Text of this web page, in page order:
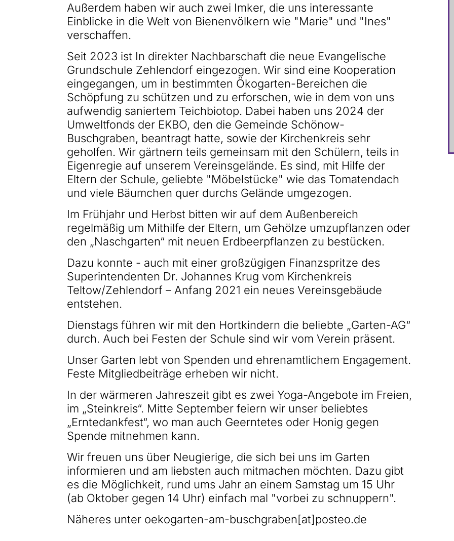
Außerdem haben wir auch zwei Imker, die uns interessante
Einblicke in die Welt von Bienenvölkern wie "Marie" und "Ines"
verschaffen.
Seit 2023 ist In direkter Nachbarschaft die neue Evangelische
Grundschule Zehlendorf eingezogen. Wir sind eine Kooperation
eingegangen, um in bestimmten Ökogarten-Bereichen die
Schöpfung zu schützen und zu erforschen, wie in dem von uns
aufwendig saniertem Teichbiotop. Dabei haben uns 2024 der
Umweltfonds der EKBO, den die Gemeinde Schönow-
Buschgraben, beantragt hatte, sowie der Kirchenkreis sehr
geholfen. Wir gärtnern teils gemeinsam mit den Schülern, teils in
Eigenregie auf unserem Vereinsgelände. Es sind, mit Hilfe der
Eltern der Schule, geliebte "Möbelstücke" wie das Tomatendach
und viele Bäumchen quer durchs Gelände umgezogen.
Im Frühjahr und Herbst bitten wir auf dem Außenbereich
regelmäßig um Mithilfe der Eltern, um Gehölze umzupflanzen oder
den „Naschgarten“ mit neuen Erdbeerpflanzen zu bestücken.
Dazu konnte - auch mit einer großzügigen Finanzspritze des
Superintendenten Dr. Johannes Krug vom Kirchenkreis
Teltow/Zehlendorf – Anfang 2021 ein neues Vereinsgebäude
entstehen.
Dienstags führen wir mit den Hortkindern die beliebte „Garten-AG“
durch. Auch bei Festen der Schule sind wir vom Verein präsent.
Unser Garten lebt von Spenden und ehrenamtlichem Engagement.
Feste Mitgliedbeiträge erheben wir nicht.
In der wärmeren Jahreszeit gibt es zwei Yoga-Angebote im Freien,
im „Steinkreis“. Mitte September feiern wir unser beliebtes
„Erntedankfest“, wo man auch Geerntetes oder Honig gegen
Spende mitnehmen kann.
Wir freuen uns über Neugierige, die sich bei uns im Garten
informieren und am liebsten auch mitmachen möchten. Dazu gibt
es die Möglichkeit, rund ums Jahr an einem Samstag um 15 Uhr
(ab Oktober gegen 14 Uhr) einfach mal "vorbei zu schnuppern".
Näheres unter oekogarten-am-buschgraben[at]posteo.de